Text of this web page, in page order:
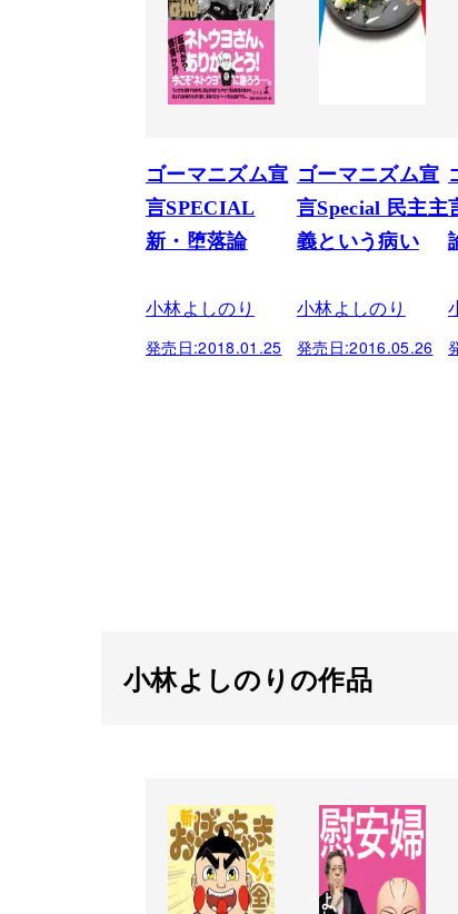
ゴーマニズム宣
言SPECIAL
新・堕落論
小林よしのり
発売日:2018.01.25
ゴーマニズム宣
言Special 民主主
義という病い
小林よしのり
発売日:2016.05.26
小林よしのりの作品